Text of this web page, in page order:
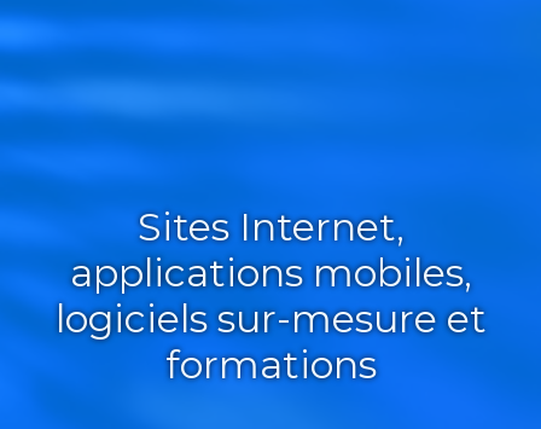
Sites Internet,
applications mobiles,
logiciels sur-mesure et
formations